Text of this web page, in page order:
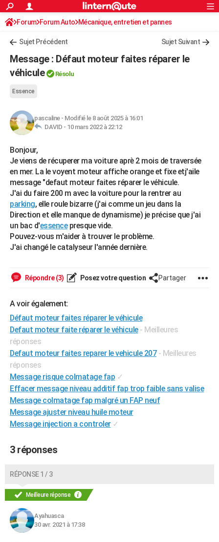
ACTUALITÉS
Politique
Société
Faits Divers
Education
Monde
Villes
+
Programme TV
Streaming
Cinéma
Sorties cinéma
Musique
FINANCE
Retraite
Impôts
Epargne
Immobilier
Risques naturels par ville
Banque
Assurance
Crédit
AUTO
Essais
Réserver un essai
Citadines
Berlines
SUV
Forum auto
HIGH-TECH
Mobiles
Meilleur smartphone
Internet
Ordinateurs
Jeux vidéo
Guide high-tech
+BRICOLAGE
Forum
Aménagement intérieur
Extérieur
Cuisine
Salle de bains
Jardinage
Rangement
WEEK-END
Guides de France
Escapades
Patrimoine
Expositions
Musées
Week-end nature
+LIFESTYLE
Art de vivre
Bien-être
Loisirs
ModeModes de vie
SANTE
Alimentation
Guide de la santé
Maladies
Médicaments
Sommeil
VOYAGE
Destinations
City break
Voyage nature
Voyage de noces
Forum
Climat
+PHOTO
GUIDES D'ACHAT
BONS PLANS
Carte de Noël
Carte Bonne année
Carte Saint-Valentin
Carte Pâques
Carte d'anniversaire
Dictionnaire
Biographies
Citations
Expressions
Proverbes
PROGRAMME TV
COPAINS D'AVANT
S'inscrire
Se connecter
Lycées
Collèges
Primaires
Universités
Entreprises
Service militaire
Avis de recherche
AVIS DE DÉCÈS
FORUM
Bricolage
Lifestyle
Culture
Sport
Auto
Television
Voyage
Cinema
Rechercher
S'inscrire
Connexion
Forum Forum Auto Mécanique, entretien et pannes
Sujet Précédent Sujet Suivant
Message : Défaut moteur faites réparer le
véhicule
Résolu
Essence
pascaline- Modifié le 8 août 2025 à 16:01
DAVID - 10 mars 2022 à 22:12
Bonjour,
Je viens de récuperer ma voiture aprè 2 mois de traversée
en mer. La le voyent moteur affiche orange et fixe etj'aile
message "defaut moteur faites réparer le véhicule.
J'ai du faire 200 m avec la voiture pour la rentrer au
parking, elle roule bizarre (j'ai comme un jeu dans la
Direction et elle manque de dynamisme) je précise que j'ai
un bac d'essencepresque vide.
Pouvez-vous m'aider à trouver le problème.
J'ai changé le catalyseur l'année dernière.
Répondre (3) Posez votre question Partager
A voir également:
Défaut moteur faites réparer le véhicule
Defaut moteur faite réparer le véhicule - Meilleures
réponses
Defaut moteur faites reparer le vehicule 207 - Meilleures
réponses
Message risque colmatage fap ✓
Effacer message niveau additif fap trop faible sans valise
Message colmatage fap malgré un FAP neuf
Message ajuster niveau huile moteur
Message injection a controler ✓
3 réponses
RÉPONSE 1 / 3
Meilleure réponse
Ayahuasca
30 avr. 2021 à 17:38